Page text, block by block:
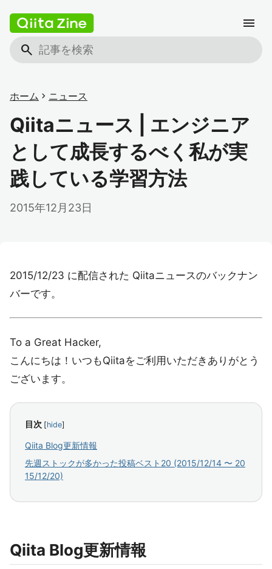
search
menu
ホーム chevron_right ニュース
Qiitaニュース | エンジニア
として成長するべく私が実
践している学習方法
2015年12月23日
2015/12/23 に配信された Qiitaニュースのバックナン
バーです。
To a Great Hacker,
こんにちは！いつもQiitaをご利用いただきありがとう
ございます。
目次 [hide]
Qiita Blog更新情報
先週ストックが多かった投稿ベスト20 (2015/12/14 〜 20
15/12/20)
Qiita Blog更新情報